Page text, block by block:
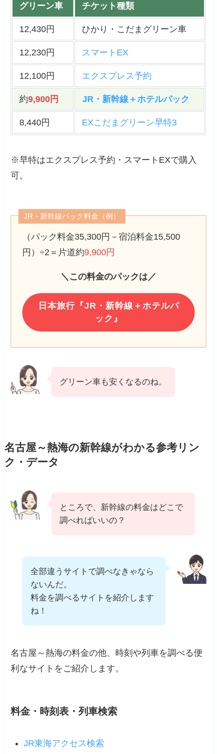
グリーン車 チケット種類
12,430円 ひかり・こだまグリーン車
12,230円 スマートEX
12,100円 エクスプレス予約
約9,900円 JR・新幹線＋ホテルパック
8,440円 EXこだまグリーン早特3
※早特はエクスプレス予約・スマートEXで購入
可。
JR・新幹線パック料金（例）
（パック料金35,300円－宿泊料金15,500
円）÷2＝片道約9,900円
＼この料金のパックは／
日本旅行『JR・新幹線＋ホテルパ
ック』
グリーン車も安くなるのね。
名古屋～熱海の新幹線がわかる参考リン
ク・データ
ところで、新幹線の料金はどこで
調べればいいの？
全部違うサイトで調べなきゃなら
ないんだ。
料金を調べるサイトを紹介します
ね！
名古屋～熱海の料金の他、時刻や列車を調べる便
利なサイトをご紹介します。
料金・時刻表・列車検索
JR東海アクセス検索